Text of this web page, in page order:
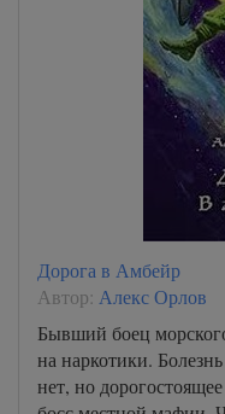
Дорога в Амбейр
Автор: Алекс Орлов
Бывший боец
на наркотики.
нет, но